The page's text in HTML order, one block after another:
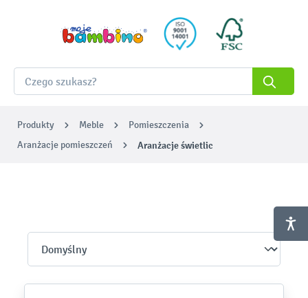
Produkty Meble
Pomieszczenia
Aranżacje pomieszczeń
Aranżacje świetlic